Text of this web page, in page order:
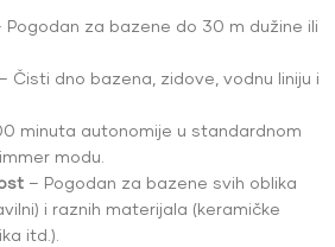
Pogodan za bazene do 30 m dužine ili
– Čisti dno bazena, zidove, vodnu liniju i
minuta autonomije u standardnom
modu.
– Pogodan za bazene svih oblika
i raznih materijala (keramičke
itd.).